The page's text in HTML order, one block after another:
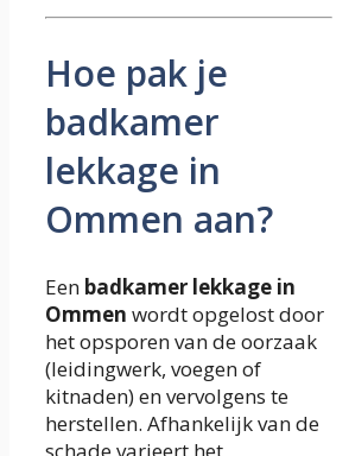
Hoe pak je
badkamer
lekkage in
Ommen aan?
Een badkamer lekkage in
Ommen wordt opgelost door
het opsporen van de oorzaak
(leidingwerk, voegen of
kitnaden) en vervolgens te
herstellen. Afhankelijk van de
schade varieert het